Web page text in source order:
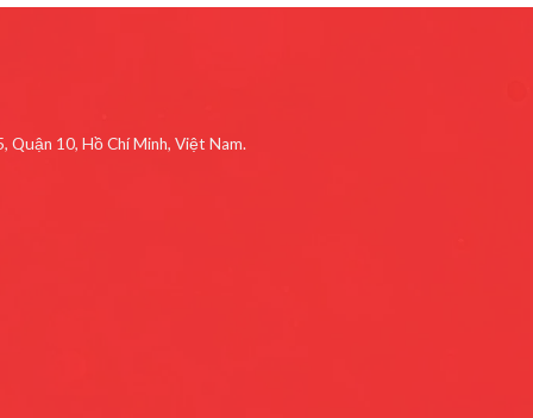
10, Hồ Chí Minh, Việt Nam.